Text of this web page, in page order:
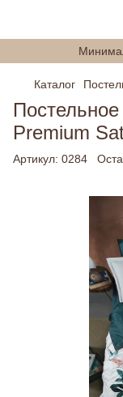
Каталог
Premium
Артикул: 0284